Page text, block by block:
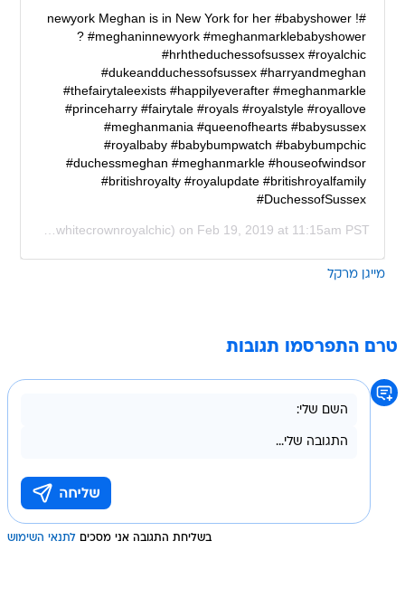
#newyork Meghan is in New York for her #babyshower !
? #meghaninnewyork #meghanmarklebabyshower
#hrhtheduchessofsussex #royalchic
#dukeandduchessofsussex #harryandmeghan
#thefairytaleexists #happilyeverafter #meghanmarkle
#princeharry #fairytale #royals #royalstyle #royallove
#meghanmania #queenofhearts #babysussex
#royalbaby #babybumpwatch #babybumpchic
#duchessmeghan #meghanmarkle #houseofwindsor
#britishroyalty #royalupdate #britishroyalfamily
#DuchessofSussex
(@whitecrownroyalchic) on Feb 19, 2019 at 11:15am PST
מייגן מרקל
טרם התפרסמו תגובות
בשליחת התגובה אני מסכים לתנאי השימוש